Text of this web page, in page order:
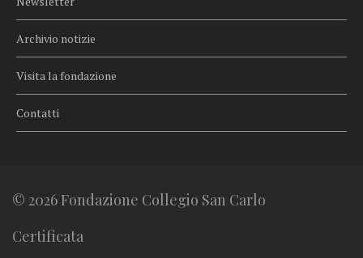
Archivio notizie
Visita la fondazione
Contatti
© 2026 Fondazione Collegio San Carlo
Certificata